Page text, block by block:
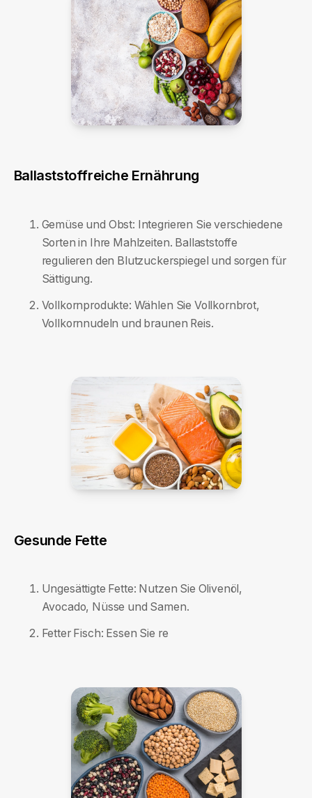
Ballaststoffreiche Ernährung
Gemüse und Obst: Integrieren Sie verschiedene
Sorten in Ihre Mahlzeiten. Ballaststoffe
regulieren den Blutzuckerspiegel und sorgen für
Sättigung.
Vollkornprodukte: Wählen Sie Vollkornbrot,
Vollkornnudeln und braunen Reis.
Gesunde Fette
Ungesättigte Fette: Nutzen Sie Olivenöl,
Avocado, Nüsse und Samen.
Fetter Fisch: Essen Sie re